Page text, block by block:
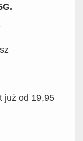
już od 19,95